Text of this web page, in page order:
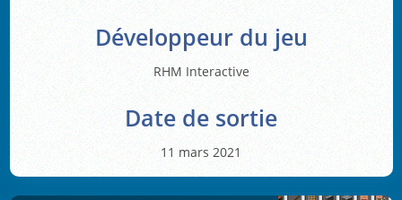
Développeur du jeu
RHM Interactive
Date de sortie
11 mars 2021